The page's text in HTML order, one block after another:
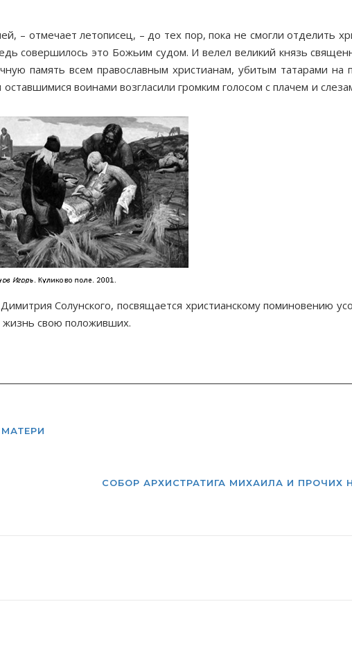
– от­ме­ча­ет ле­то­пи­сец, – до тех пор, по­ка не смог­ли от­де­лить
со­вер­ши­лось это Бо­жьим су­дом. И ве­лел ве­ли­кий князь
па­мять всем пра­во­слав­ным хри­сти­а­нам, уби­тым та­та­ра­ми на
во­и­на­ми воз­гла­си­ли гром­ким го­ло­сом с пла­чем и
Со­лун­ско­го, по­свя­ща­ет­ся хри­сти­ан­ско­му по­ми­но­ве­нию
жизнь свою по­ло­жив­ших.
СОБОР АРХИСТРАТИГА МИХАИЛА И ПРОЧИХ